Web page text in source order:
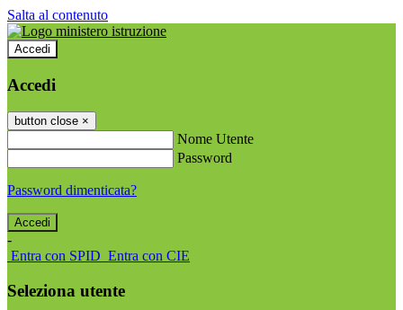
Salta al contenuto
Accedi
Accedi
button close ×
Nome Utente
Password
Password dimenticata?
-
Entra con SPID Entra con CIE
Seleziona utente